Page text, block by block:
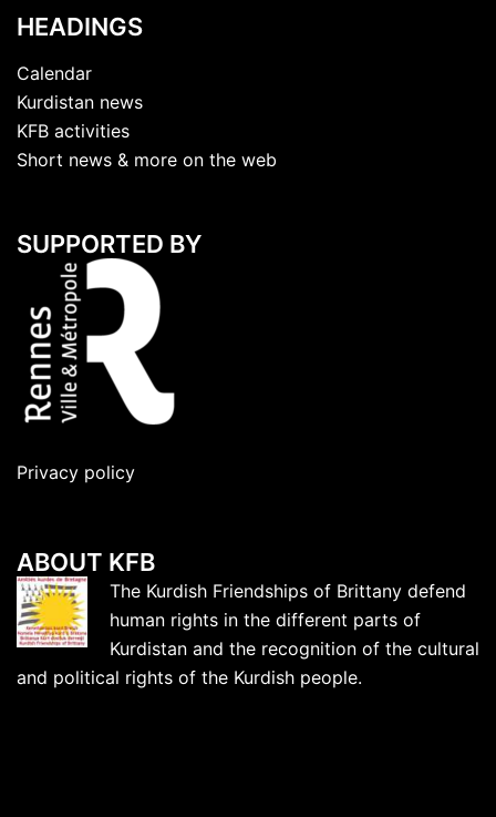
HEADINGS
Calendar
Kurdistan news
KFB activities
Short news & more on the web
SUPPORTED BY
Privacy policy
ABOUT KFB
The Kurdish Friendships of Brittany defend
human rights in the different parts of
Kurdistan and the recognition of the cultural
and political rights of the Kurdish people.